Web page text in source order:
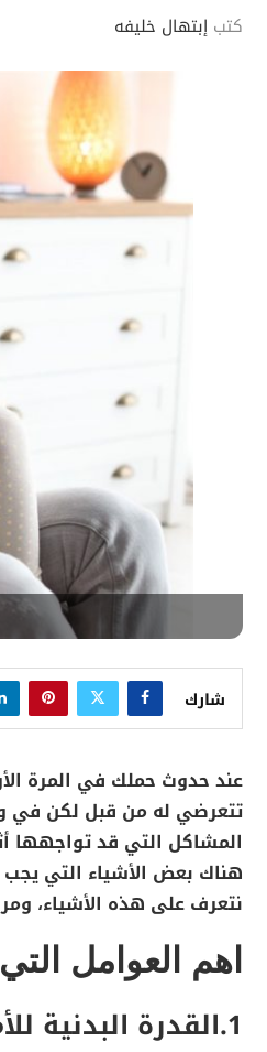
كتب إبتهال خليفه
شارك
عند حدوث حملك في المرة
تتعرضي له من قبل لكن في
المشاكل التي قد تواجهها
هناك بعض الأشياء التي
نتعرف على هذه الأشياء،
اهم العوامل
1.القدرة البدنية للأم